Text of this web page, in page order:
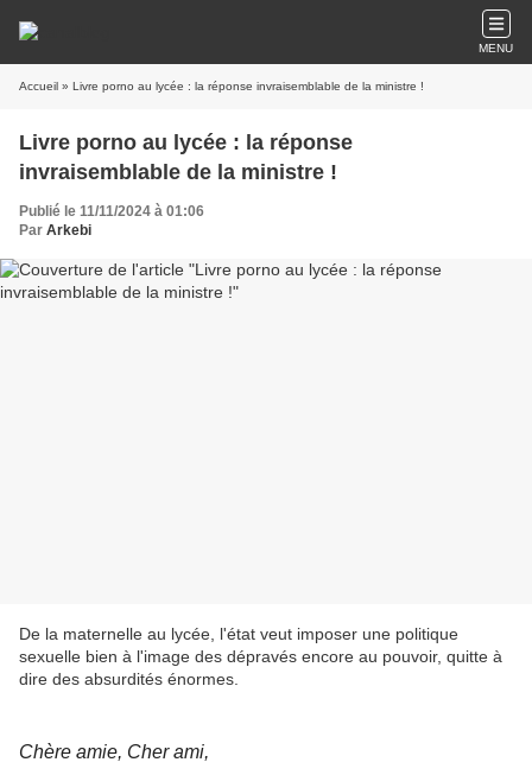
MENU
Accueil » Livre porno au lycée : la réponse invraisemblable de la ministre !
Livre porno au lycée : la réponse
invraisemblable de la ministre !
Publié le 11/11/2024 à 01:06
Par Arkebi
De la maternelle au lycée, l'état veut imposer une politique
sexuelle bien à l'image des dépravés encore au pouvoir, quitte à
dire des absurdités énormes.
Chère amie, Cher ami,